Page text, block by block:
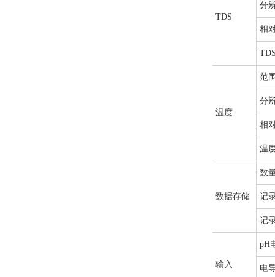
TDS
分
相
温度
范
分
相
温
数据存储
数
记
记
输入
pH
电